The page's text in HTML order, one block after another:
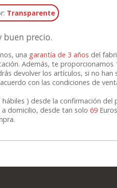
Transparente
buen precio.
una garantía de 3 años del
Además, te proporcionamos
devolver los artículos, si no han
con las condiciones de
hábiles ) desde la confirmación del
a domicilio, desde tan solo 69